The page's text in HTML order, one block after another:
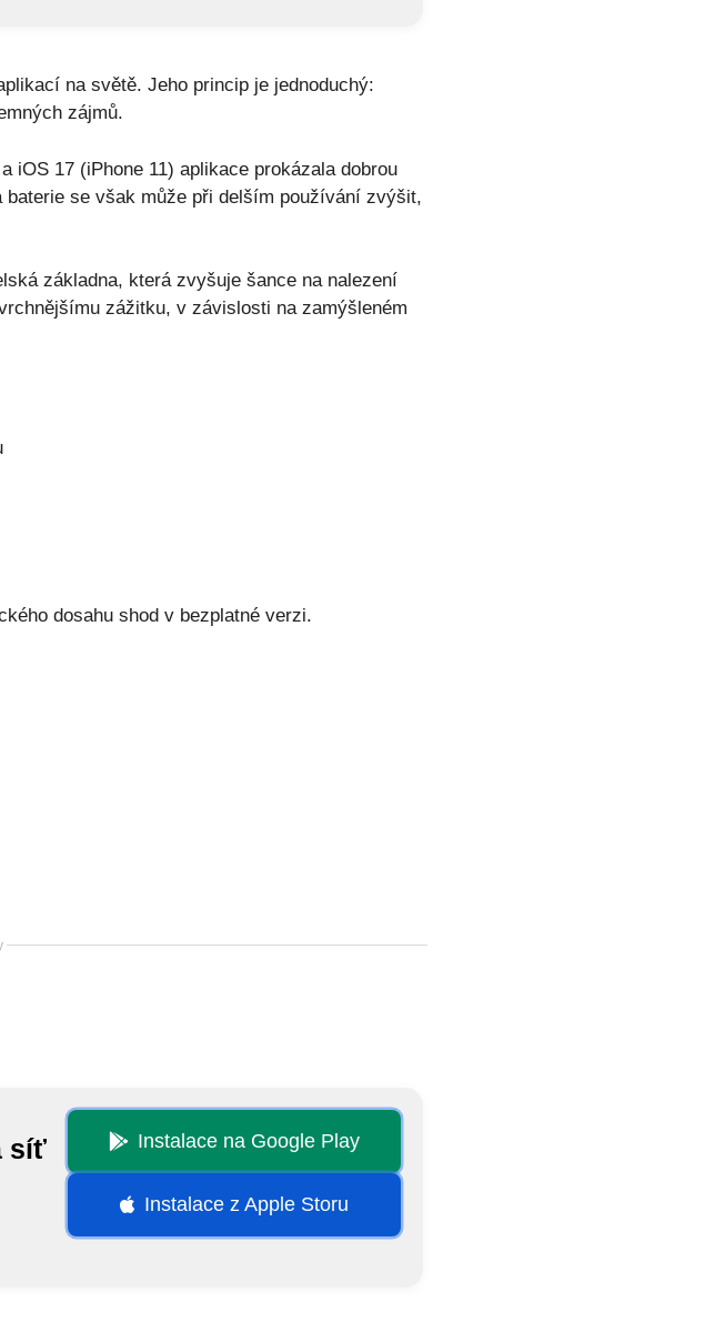
na světě. Jeho princip je jednoduchý:
zájmů.
iOS 17 (iPhone 11) aplikace prokázala dobrou
se však může při delším používání zvýšit,
základna, která zvyšuje šance na nalezení
zážitku, v závislosti na zamýšleném
dosahu shod v bezplatné verzi.
síť
Instalace na Google Play
Instalace z Apple Storu